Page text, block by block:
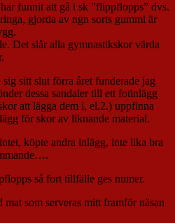
funnit att gå i sk ”flippflopps” dvs.
gjorda av ngn sorts gummi är
Det slår alla gymnastikskor värda
sitt slut förra året funderade jag
dessa sandaler till ett fotinlägg
att lägga dem i, el.2.) uppfinna
för skor av liknande material.
köpte andra inlägg, inte lika bra
så fort tillfälle ges numer.
mat som serveras mitt framför näsan